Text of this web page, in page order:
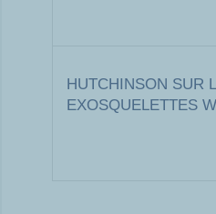
HUTCHINSON SUR
EXOSQUELETTES